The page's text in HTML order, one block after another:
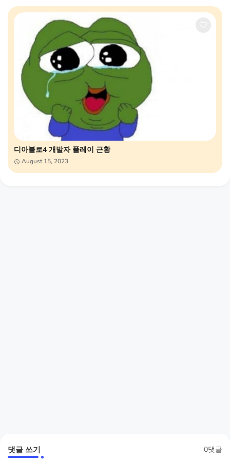
디아블로4 개발자 플레이 근황
August 15, 2023
댓글 쓰기 0댓글